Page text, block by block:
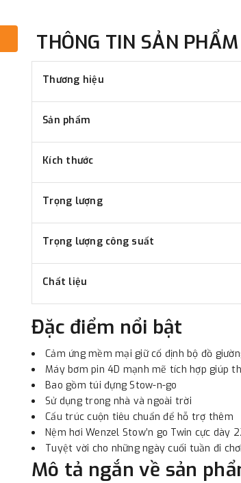
THÔNG TIN SẢN
Thương hiệu
Sản phẩm
Kích thước
Trọng lượng
Trọng lượng công suất
Chất liệu
Đặc điểm nổi bật
Cảm ứng mềm mại giữ cố định bộ đồ
Máy bơm pin 4D mạnh mẽ tích hợp giúp
Bao gồm túi đựng Stow-n-go
Sử dụng trong nhà và ngoài trời
Cấu trúc cuộn tiêu chuẩn để hỗ trợ thêm
Nệm hơi Wenzel Stow’n go Twin cực dày
Tuyệt vời cho những ngày cuối tuần đi
Mô tả ngắn về sản